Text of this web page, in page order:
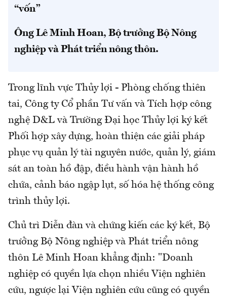
“vốn”
Ông Lê Minh Hoan, Bộ trưởng Bộ Nông
nghiệp và Phát triển nông thôn.
Trong lĩnh vực Thủy lợi - Phòng chống thiên
tai, Công ty Cổ phần Tư vấn và Tích hợp công
nghệ D&L và Trường Đại học Thủy lợi ký kết
Phối hợp xây dựng, hoàn thiện các giải pháp
phục vụ quản lý tài nguyên nước, quản lý, giám
sát an toàn hồ đập, điều hành vận hành hồ
chứa, cảnh báo ngập lụt, số hóa hệ thống công
trình thủy lợi.
Chủ trì Diễn đàn và chứng kiến các ký kết, Bộ
trưởng Bộ Nông nghiệp và Phát triển nông
thôn Lê Minh Hoan khẳng định: "Doanh
nghiệp có quyền lựa chọn nhiều Viện nghiên
cứu, ngược lại Viện nghiên cứu cũng có quyền